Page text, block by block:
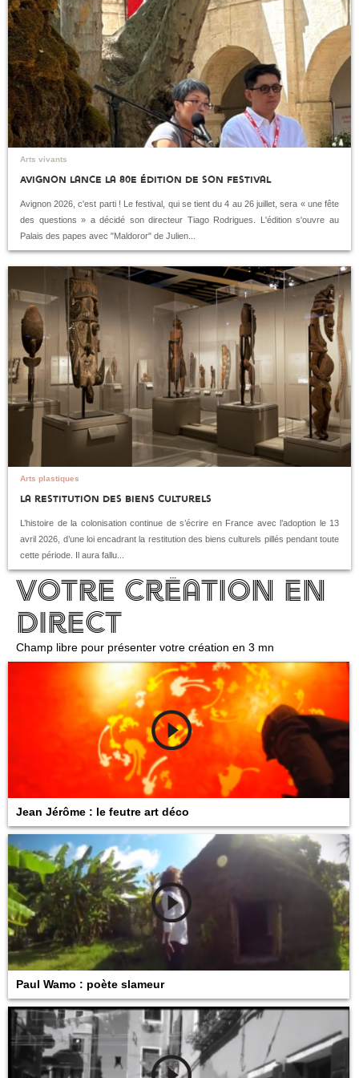
Style de vie
Mode
Gastronomie
Architecture
Design
Ethique
Hors-Champs
Croisement
Insolite
Politique
Institution
Société
Médias
institution
exposition
Arts vivants
Avignon lance la 80e édition de son festival
Avignon 2026, c'est parti ! Le festival, qui se tient du 4 au 26 juillet, sera « une fête
des questions » a décidé son directeur Tiago Rodrigues. L'édition s'ouvre au
Palais des papes avec "Maldoror" de Julien...
Arts plastiques
La restitution des biens culturels
L’histoire de la colonisation continue de s’écrire en France avec l’adoption le 13
avril 2026, d’une loi encadrant la restitution des biens culturels pillés pendant toute
cette période. Il aura fallu...
Votre création en
direct
Champ libre pour présenter votre création en 3 mn
Jean Jérôme : le feutre art déco
Paul Wamo : poète slameur